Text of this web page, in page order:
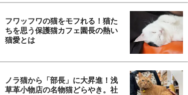
フワッフワの猫をモフれる！猫た
ちを思う保護猫カフェ園長の熱い
猫愛とは
ノラ猫から「部長」に大昇進！浅
草革小物店の名物猫どらやき。社